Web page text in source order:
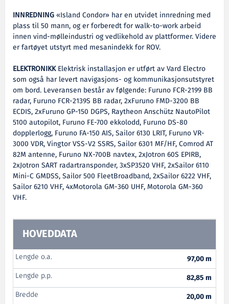
INNREDNING«Island Condor» har en utvidet innredning med
plass til 50 mann, og er forberedt for walk-to-work arbeid
innen vind-mølleindustri og vedlikehold av plattformer. Videre
er fartøyet utstyrt med mesanindekk for ROV.
ELEKTRONIKKElektrisk installasjon er utført av Vard Electro
som også har levert navigasjons- og kommunikasjonsutstyret
om bord. Leveransen består av følgende: Furuno FCR-2199 BB
radar, Furuno FCR-2139S BB radar, 2xFuruno FMD-3200 BB
ECDIS, 2xFuruno GP-150 DGPS, Raytheon Anschütz NautoPilot
5100 autopilot, Furuno FE-700 ekkolodd, Furuno DS-80
dopplerlogg, Furuno FA-150 AIS, Sailor 6130 LRIT, Furuno VR-
3000 VDR, Vingtor VSS-V2 SSRS, Sailor 6301 MF/HF, Comrod AT
82M antenne, Furuno NX-700B navtex, 2xJotron 60S EPIRB,
2xJotron SART radartransponder, 3xSP3520 VHF, 2xSailor 6110
Mini-C GMDSS, Sailor 500 FleetBroadband, 2xSailor 6222 VHF,
Sailor 6210 VHF, 4xMotorola GM-360 UHF, Motorola GM-360
VHF.
HOVEDDATA
Lengde o.a.
97,00 m
Lengde p.p.
82,85 m
Bredde
20,00 m